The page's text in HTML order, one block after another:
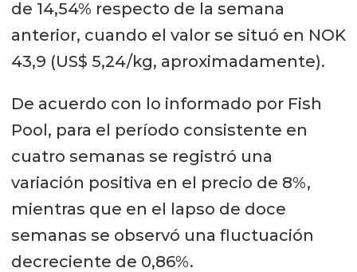
de 14,54% respecto de la semana
anterior, cuando el valor se situó en NOK
43,9 (US$ 5,24/kg, aproximadamente).
De acuerdo con lo informado por Fish
Pool, para el período consistente en
cuatro semanas se registró una
variación positiva en el precio de 8%,
mientras que en el lapso de doce
semanas se observó una fluctuación
decreciente de 0,86%.